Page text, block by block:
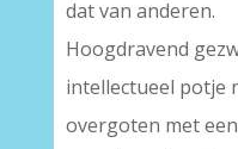
dat van anderen.
Hoogdravend
intellectueel potje
overgoten met